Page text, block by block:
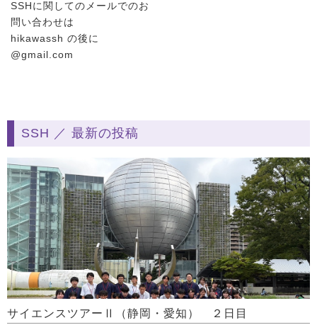
SSHに関してのメールでのお
問い合わせは
hikawassh の後に
@gmail.com
SSH ／ 最新の投稿
サイエンスツアーⅡ（静岡・愛知） ２日目